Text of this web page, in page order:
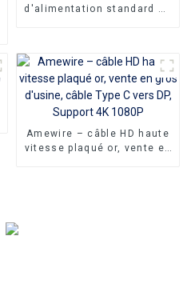
d'alimentation standard UL
Amewire – câble HD haute
vitesse plaqué or, vente en